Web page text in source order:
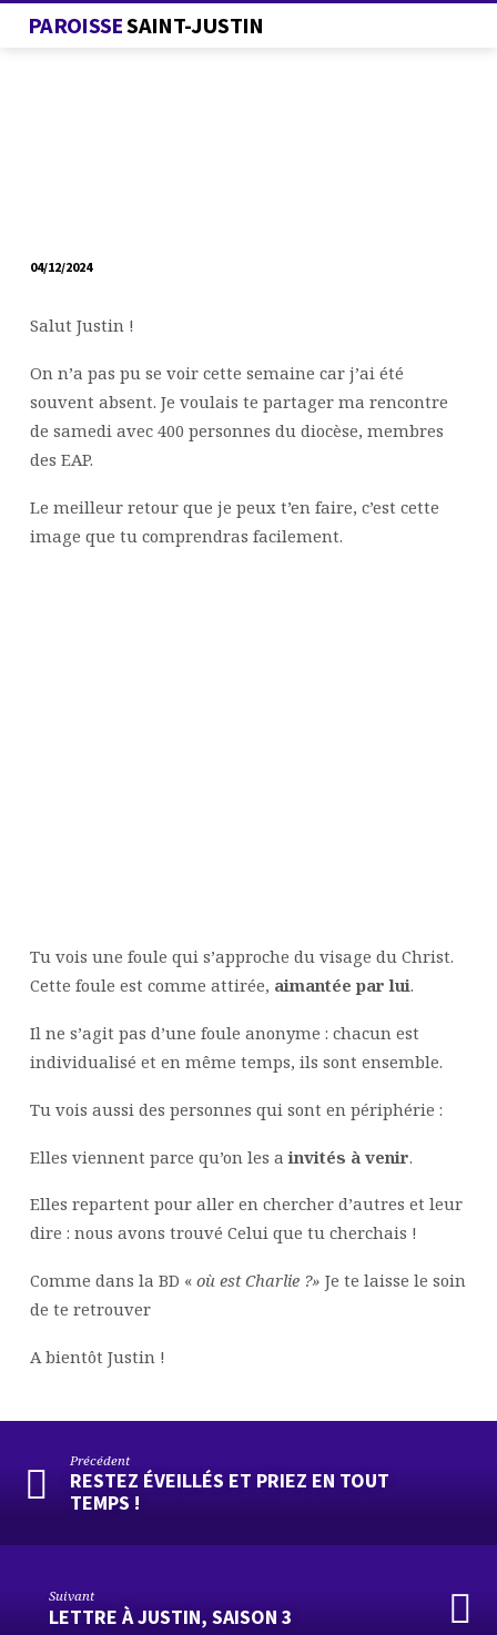
PAROISSESAINT-JUSTIN
À
JUSTIN,
SAISON
3
04/12/2024
Salut Justin !
On n’a pas pu se voir cette semaine car j’ai été
souvent absent. Je voulais te partager ma rencontre
de samedi avec 400 personnes du diocèse, membres
des EAP.
Le meilleur retour que je peux t’en faire, c’est cette
image que tu comprendras facilement.
Tu vois une foule qui s’approche du visage du Christ.
Cette foule est comme attirée, aimantée par lui.
Il ne s’agit pas d’une foule anonyme : chacun est
individualisé et en même temps, ils sont ensemble.
Tu vois aussi des personnes qui sont en périphérie :
Elles viennent parce qu’on les ainvités à venir.
Elles repartent pour aller en chercher d’autres et leur
dire : nous avons trouvé Celui que tu cherchais !
Comme dans la BD « où est Charlie ?» Je te laisse le soin
de te retrouver
A bientôt Justin !
Précédent
RESTEZ ÉVEILLÉS ET PRIEZ EN TOUT
TEMPS !
Suivant
LETTRE À JUSTIN, SAISON 3